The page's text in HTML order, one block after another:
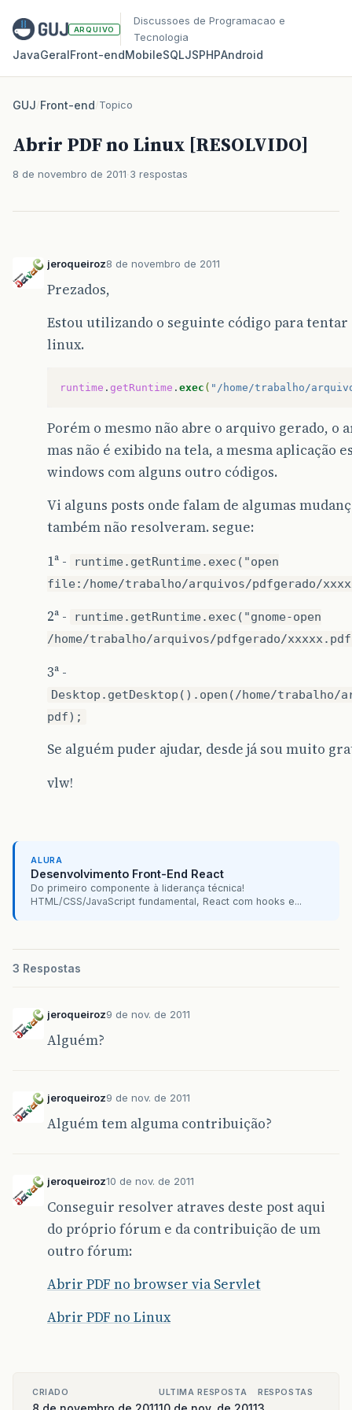
ARQUIVO
Discussoes de Programacao e
Tecnologia
JavaGeralFront‑endMobileSQLJSPHPAndroid
GUJ/Front-end/Topico
Abrir PDF no Linux [RESOLVIDO]
8 de novembro de 2011 3 respostas
jeroqueiroz8 de novembro de 2011
Prezados,
Estou utilizando o seguinte código para
linux.
runtime . getRuntime . exec ( "/home/trabalho/
Porém o mesmo não abre o arquivo gerado, o
mas não é exibido na tela, a mesma aplicação
windows com alguns outro códigos.
Vi alguns posts onde falam de algumas
também não resolveram. segue:
1ª -
runtime.getRuntime.exec("open
file:/home/trabalho/arquivos/pdfgerado/
2ª -
runtime.getRuntime.exec("gnome-open
/home/trabalho/arquivos/pdfgerado/
3ª -
Desktop.getDesktop().open(/home/trabalho/
pdf);
Se alguém puder ajudar, desde já sou muito
vlw!
ALURA
Desenvolvimento Front-End React
Do primeiro componente à liderança técnica!
HTML/CSS/JavaScript fundamental, React com hooks e...
3 Respostas
jeroqueiroz9 de nov. de 2011
Alguém?
jeroqueiroz9 de nov. de 2011
Alguém tem alguma contribuição?
jeroqueiroz10 de nov. de 2011
Conseguir resolver atraves deste post aqui
do próprio fórum e da contribuição de um
outro fórum:
Abrir PDF no browser via Servlet
Abrir PDF no Linux
CRIADO ULTIMA RESPOSTA RESPOSTAS